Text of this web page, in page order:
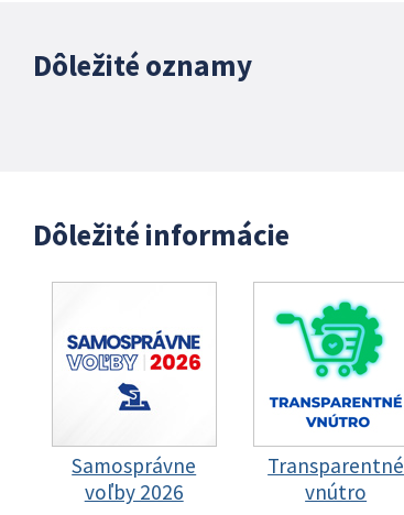
Dôležité oznamy
Dôležité informácie
Samosprávne
voľby 2026
Transparentné
vnútro